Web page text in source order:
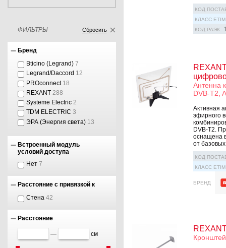
ФИЛЬТРЫ Сбросить
Бренд
Bticino (Legrand) 7
Legrand/Daccord 12
PROconnect 18
REXANT 288
Systeme Electric 2
TDM ELECTRIC 3
ЭРА (Энергия света) 13
Встроенный модуль
условий доступа
Нет 7
Расстояние с привязкой к
Стена 42
Расстояние
— см
КОД
КЛАСС ETIM
КОД РАЭК
Антенна
DVB-T2,
Активная
эфирного
DVB-T2.
оснащена
от базовыx
КОД
КЛАСС ETIM
БРЕНД